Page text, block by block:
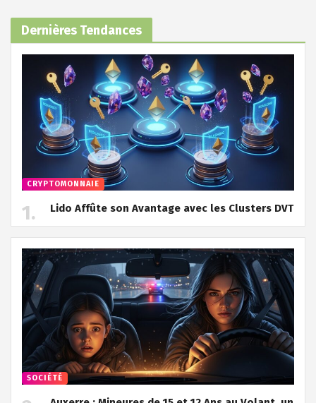
Dernières Tendances
CRYPTOMONNAIE
Lido Affûte son Avantage avec les Clusters DVT
SOCIÉTÉ